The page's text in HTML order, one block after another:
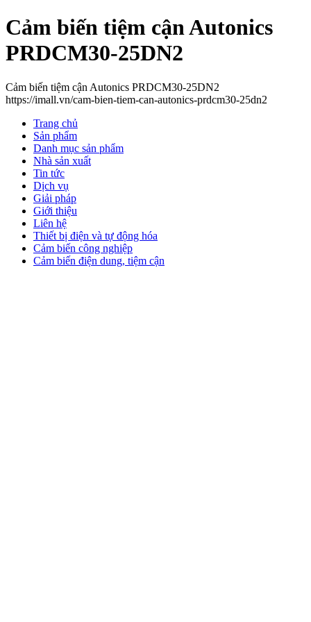
Cảm biến tiệm cận Autonics
PRDCM30-25DN2
Cảm biến tiệm cận Autonics PRDCM30-25DN2
https://imall.vn/cam-bien-tiem-can-autonics-prdcm30-25dn2
Trang chủ
Sản phẩm
Danh mục sản phẩm
Nhà sản xuất
Tin tức
Dịch vụ
Giải pháp
Giới thiệu
Liên hệ
Thiết bị điện và tự động hóa
Cảm biến công nghiệp
Cảm biến điện dung, tiệm cận